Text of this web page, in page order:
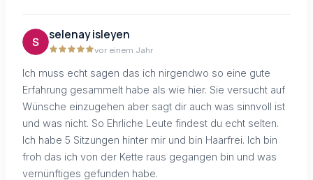
selenay isleyen
vor einem Jahr
Ich muss echt sagen das ich nirgendwo so eine gute
Erfahrung gesammelt habe als wie hier. Sie versucht auf
Wünsche einzugehen aber sagt dir auch was sinnvoll ist
und was nicht. So Ehrliche Leute findest du echt selten.
Ich habe 5 Sitzungen hinter mir und bin Haarfrei. Ich bin
froh das ich von der Kette raus gegangen bin und was
vernünftiges gefunden habe.